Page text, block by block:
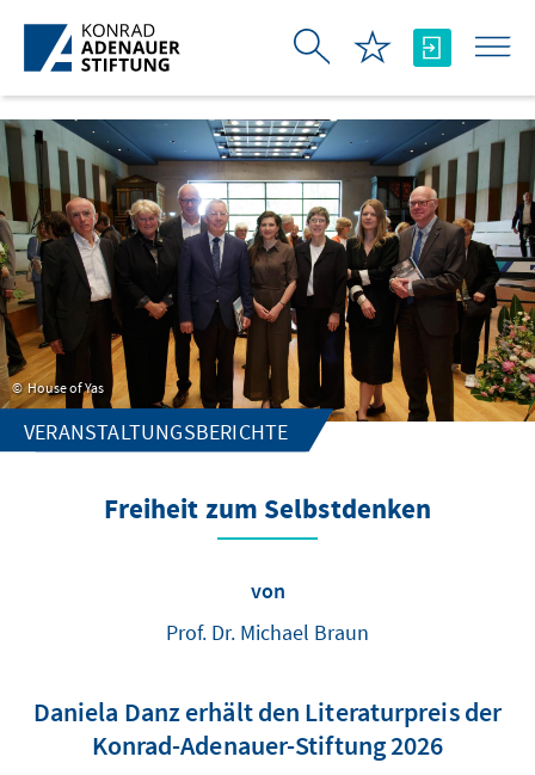
Zum Hauptinhalt springen
House of Yas
VERANSTALTUNGSBERICHTE
Freiheit zum Selbstdenken
von
Prof. Dr. Michael Braun
Daniela Danz erhält den Literaturpreis der
Konrad-Adenauer-Stiftung 2026